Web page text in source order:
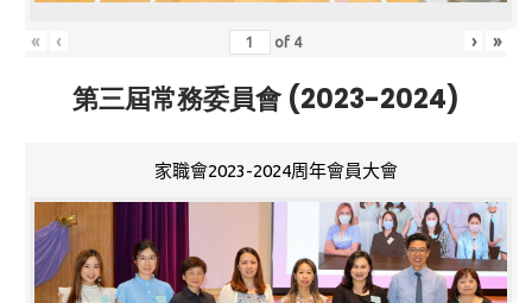
« ‹ of 4 › »
第三屆常務委員會 (2023-2024)
家職會2023-2024周年會員大會